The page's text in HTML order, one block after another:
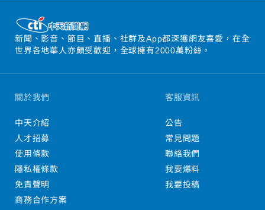
新聞、影音、節目、直播、社群及App都深獲網友喜愛，在全
世界各地華人亦頗受歡迎，全球擁有2000萬粉絲。
關於我們
中天介紹
人才招募
使用條款
隱私權條款
免責聲明
商務合作方案
客服資訊
公告
常見問題
聯絡我們
我要爆料
我要投稿